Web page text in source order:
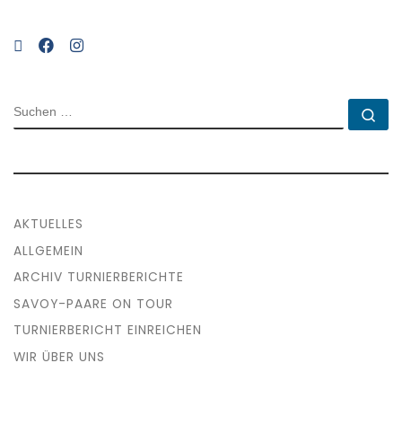
SUCHE
AKTUELLES
ALLGEMEIN
ARCHIV TURNIERBERICHTE
SAVOY-PAARE ON TOUR
TURNIERBERICHT EINREICHEN
WIR ÜBER UNS